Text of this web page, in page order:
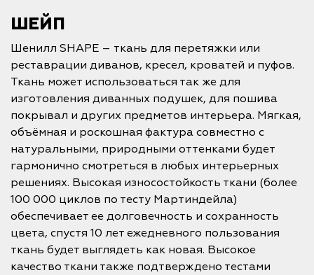
ШЕЙП
Шенилл SHAPE – ткань для перетяжки или
реставрации диванов, кресел, кроватей и пуфов.
Ткань может использоваться так же для
изготовления диванных подушек, для пошива
покрывал и других предметов интерьера. Мягкая,
объёмная и роскошная фактура совместно с
натуральными, природными оттенками будет
гармонично смотреться в любых интерьерных
решениях. Высокая износостойкость ткани (более
100 000 циклов по тесту Мартиндейла)
обеспечивает ее долговечность и сохранность
цвета, спустя 10 лет ежедневного пользования
ткань будет выглядеть как новая. Высокое
качество ткани также подтверждено тестами